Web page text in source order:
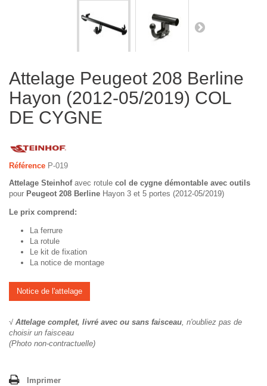
Attelage Peugeot 208 Berline
Hayon (2012-05/2019) COL
DE CYGNE
Référence P-019
Attelage Steinhofavec rotule col de cygne démontable avec outils
pour Peugeot 208 Berline Hayon 3 et 5 portes (2012-05/2019)
Le prix comprend:
La ferrure
La rotule
Le kit de fixation
La notice de montage
Notice de l'attelage
√ Attelage complet, livré avec ou sans faisceau, n'oubliez pas de
choisir un faisceau
(Photo non-contractuelle)
Imprimer